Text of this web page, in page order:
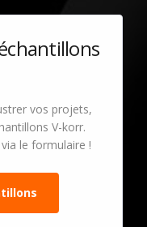
vos projets,
V-korr.
le formulaire !